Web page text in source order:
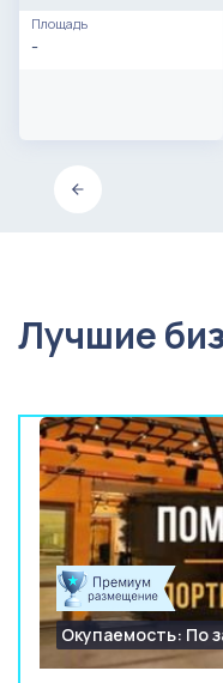
Площадь
-
Лучшие
Окупаемость: По